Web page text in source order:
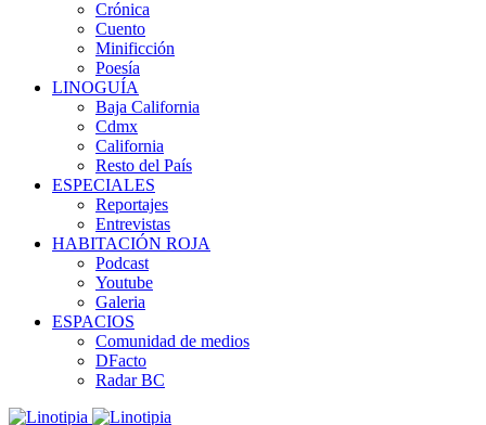
Crónica
Cuento
Minificción
Poesía
LINOGUÍA
Baja California
Cdmx
California
Resto del País
ESPECIALES
Reportajes
Entrevistas
HABITACIÓN ROJA
Podcast
Youtube
Galeria
ESPACIOS
Comunidad de medios
DFacto
Radar BC